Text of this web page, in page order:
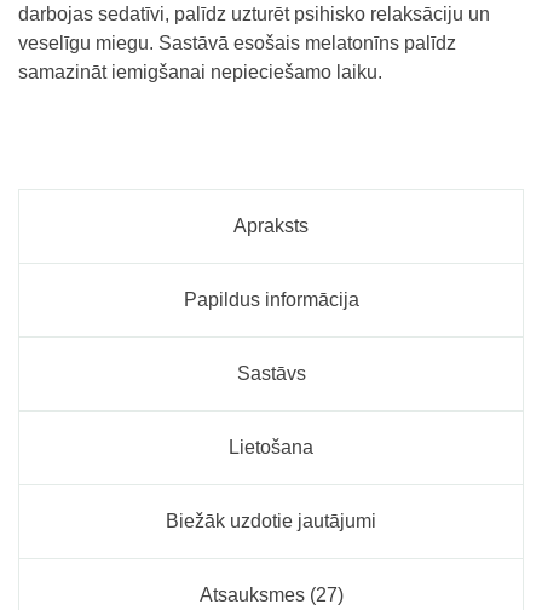
darbojas sedatīvi, palīdz uzturēt psihisko relaksāciju un
veselīgu miegu. Sastāvā esošais melatonīns palīdz
samazināt iemigšanai nepieciešamo laiku.
Apraksts
Papildus informācija
Sastāvs
Lietošana
Biežāk uzdotie jautājumi
Atsauksmes (27)